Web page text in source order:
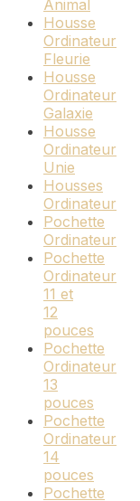
Animal
Housse
Ordinateur
Fleurie
Housse
Ordinateur
Galaxie
Housse
Ordinateur
Unie
Housses
Ordinateur
Pochette
Ordinateur
Pochette
Ordinateur
11 et
12
pouces
Pochette
Ordinateur
13
pouces
Pochette
Ordinateur
14
pouces
Pochette